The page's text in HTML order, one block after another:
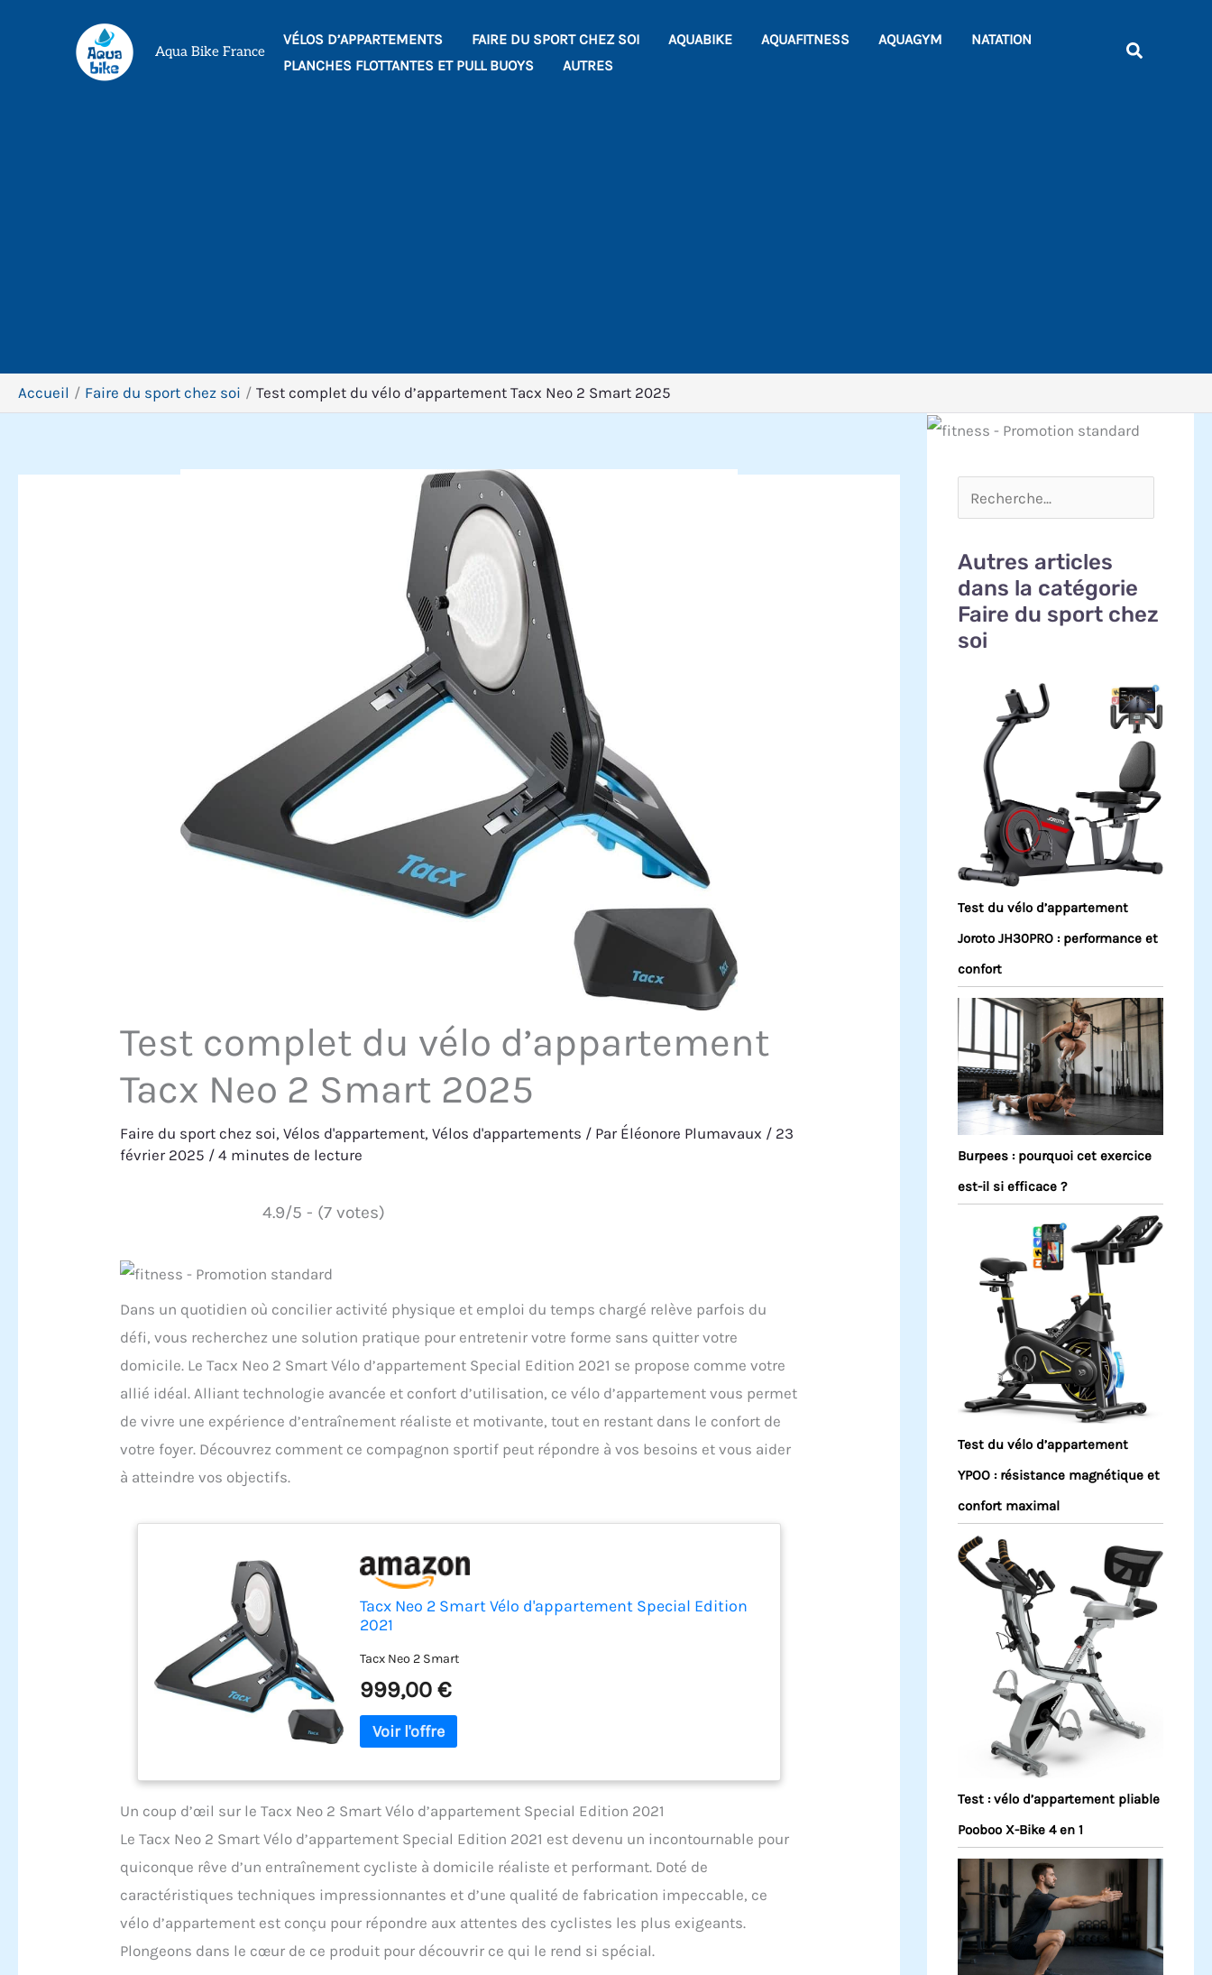
Aqua Bike France
VÉLOS D’APPARTEMENTS FAIRE DU SPORT CHEZ SOI AQUABIKE AQUAFITNESS AQUAGYM
NATATION
PLANCHES FLOTTANTES ET PULL BUOYS
AUTRES
Accueil Faire du sport chez soi Test complet du vélo d’appartement Tacx Neo 2 Smart 2025
Test complet du vélo d’appartement
Tacx Neo 2 Smart 2025
Faire du sport chez soi,Vélos d'appartement,Vélos d'appartements / Par Éléonore Plumavaux / 23
février 2025 /4 minutes de lecture
4.9/5 - (7 votes)
Dans un quotidien où concilier activité physique et emploi du temps chargé relève parfois du
défi, vous recherchez une solution pratique pour entretenir votre forme sans quitter votre
domicile. Le Tacx Neo 2 Smart Vélo d’appartement Special Edition 2021 se propose comme votre
allié idéal. Alliant technologie avancée et confort d’utilisation, ce vélo d’appartement vous permet
de vivre une expérience d’entraînement réaliste et motivante, tout en restant dans le confort de
votre foyer. Découvrez comment ce compagnon sportif peut répondre à vos besoins et vous aider
à atteindre vos objectifs.
Tacx Neo 2 Smart Vélo d'appartement Special Edition
2021
Tacx Neo 2 Smart
999,00 €
Un coup d’œil sur le Tacx Neo 2 Smart Vélo d’appartement Special Edition 2021
Le Tacx Neo 2 Smart Vélo d’appartement Special Edition 2021 est devenu un incontournable pour
quiconque rêve d’un entraînement cycliste à domicile réaliste et performant. Doté de
caractéristiques techniques impressionnantes et d’une qualité de fabrication impeccable, ce
vélo d’appartement est conçu pour répondre aux attentes des cyclistes les plus exigeants.
Plongeons dans le cœur de ce produit pour découvrir ce qui le rend si spécial.
Autres articles
dans la catégorie
Faire du sport chez
soi
Test du vélo d’appartement
Joroto JH30PRO : performance et
confort
Burpees : pourquoi cet exercice
est-il si efficace ?
Test du vélo d’appartement
YPOO : résistance magnétique et
confort maximal
Test : vélo d’appartement pliable
Pooboo X-Bike 4 en 1